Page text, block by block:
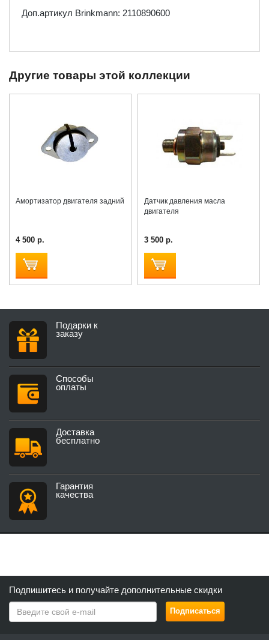
Доп.артикул Brinkmann: 2110890600
Другие товары этой коллекции
Амортизатор двигателя задний
4 500 р.
Датчик давления масла
двигателя
3 500 р.
Подарки к
заказу
Способы
оплаты
Доставка
бесплатно
Гарантия
качества
Подпишитесь и получайте дополнительные скидки